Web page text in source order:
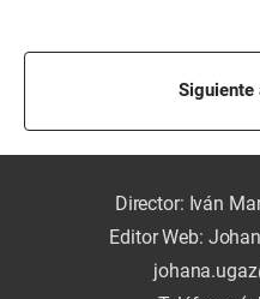
Siguiente
Director: Iván
Editor Web: